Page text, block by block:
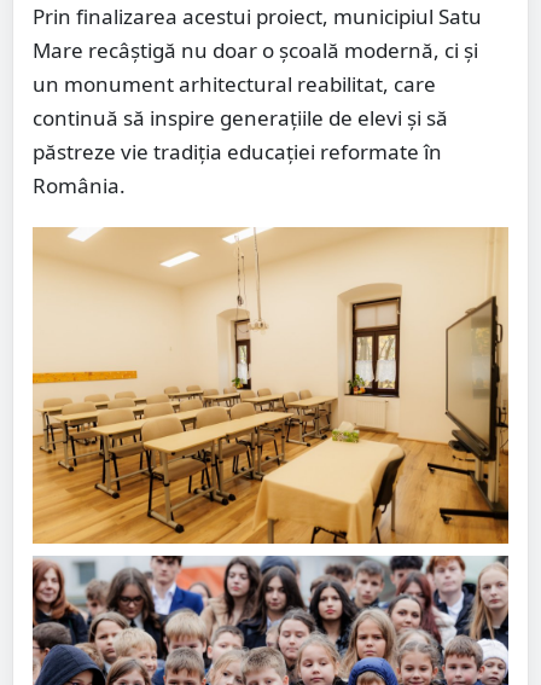
Prin finalizarea acestui proiect, municipiul Satu
Mare recâștigă nu doar o școală modernă, ci și
un monument arhitectural reabilitat, care
continuă să inspire generațiile de elevi și să
păstreze vie tradiția educației reformate în
România.